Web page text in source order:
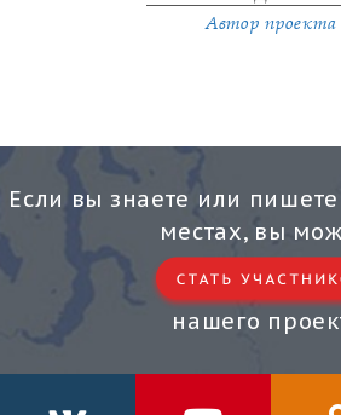
Автор проекта
Если вы знаете или
местах, вы
нашего